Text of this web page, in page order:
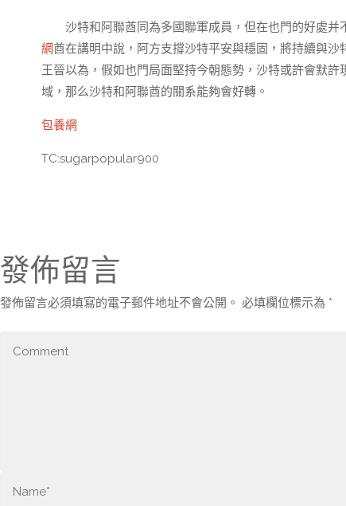
沙特和阿聯酋同為多國聯軍成員，但在也門的好處
網酋在講明中說，阿方支撐沙特平安與穩固，將持續與沙
王晉以為，假如也門局面堅持今朝態勢，沙特或許會默
域，那么沙特和阿聯酋的關系能夠會好轉。
包養網
TC:sugarpopular900
發佈留言
發佈留言必須填寫的電子郵件地址不會公開。 必填欄位標示為 *